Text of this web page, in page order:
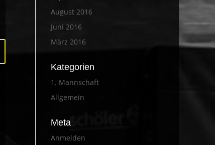
August 2016
Juni 2016
März 2016
Kategorien
1. Mannschaft
Allgemein
Meta
Anmelden